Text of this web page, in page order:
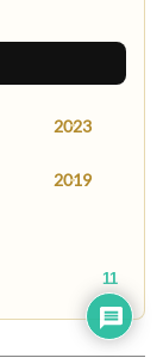
2023
2019
11